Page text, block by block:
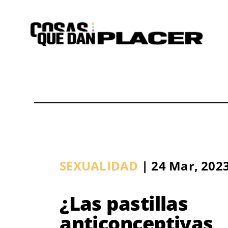
contenido
SEXUALIDAD | 24 Mar,
¿Las pastillas